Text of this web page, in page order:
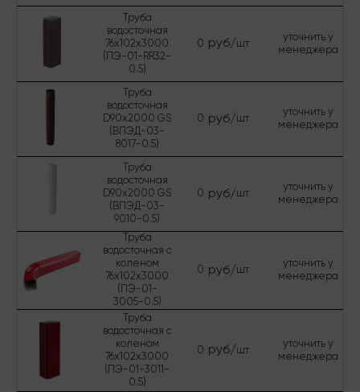
Труба
водосточная
76х102х3000
(ПЭ-01-RR32-
0.5)
0 руб/шт
уточнить у
менеджера
Труба
водосточная
D90х2000 GS
(ВПЭД-03-
8017-0.5)
0 руб/шт
уточнить у
менеджера
Труба
водосточная
D90х2000 GS
(ВПЭД-03-
9010-0.5)
0 руб/шт
уточнить у
менеджера
Труба
водосточная с
коленом
76х102х3000
(ПЭ-01-
3005-0.5)
0 руб/шт
уточнить у
менеджера
Труба
водосточная с
коленом
76х102х3000
(ПЭ-01-3011-
0.5)
0 руб/шт
уточнить у
менеджера